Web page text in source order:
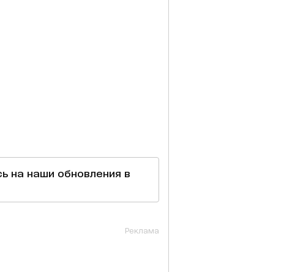
на наши обновления в
Реклама